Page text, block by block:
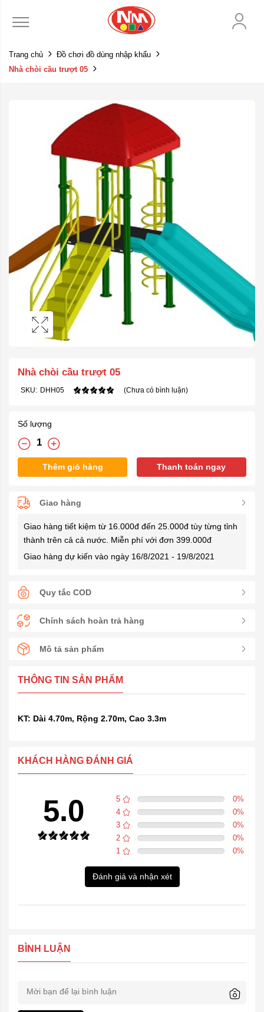
Trang chủ
Đồ chơi đồ dùng nhập khẩu
Nhà chòi cầu trượt 05
Nhà chòi cầu trượt 05
SKU: DHH05 (Chưa có bình luận)
Số lượng
Thêm giỏ hàng Thanh toán ngay
Giao hàng
Giao hàng tiết kiệm từ 16.000đ đến 25.000đ tùy từng tỉnh
thành trên cả cả nước. Miễn phí với đơn 399.000đ
Giao hàng dự kiến vào ngày 16/8/2021 - 19/8/2021
Quy tắc COD
Chính sách hoàn trả hàng
Mô tả sản phẩm
THÔNG TIN SẢN PHẨM
KT: Dài 4.70m, Rộng 2.70m, Cao 3.3m
KHÁCH HÀNG ĐÁNH GIÁ
5.0 5 0%
4
0%
3
0%
2
0%
1
0%
Đánh giá và nhận xét
BÌNH LUẬN